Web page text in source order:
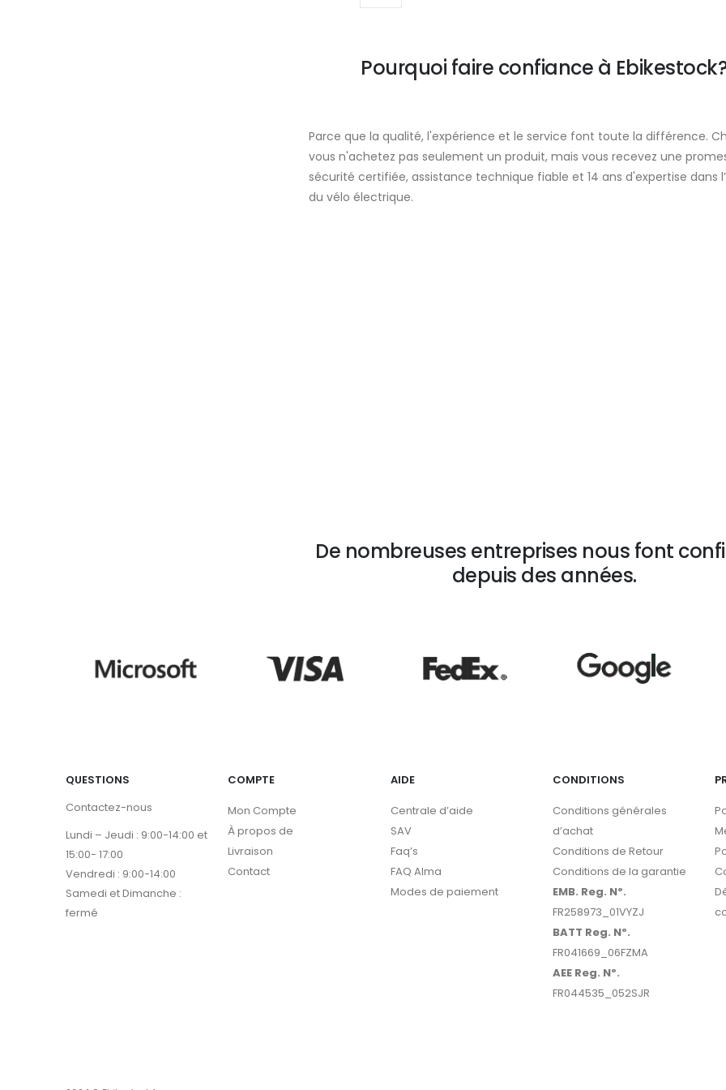
Pourquoi faire confiance à
Parce que la qualité, l'expérience et le service font toute la différence.
vous n'achetez pas seulement un produit, mais vous recevez une
sécurité certifiée, assistance technique fiable et 14 ans d'expertise dans
du vélo électrique.
De nombreuses entreprises nous font
depuis des années.
QUESTIONS
Contactez-nous
Lundi – Jeudi : 9:00-14:00 et
15:00- 17:00
Vendredi : 9:00-14:00
Samedi et Dimanche :
fermé
COMPTE
Mon Compte
À propos de
Livraison
Contact
AIDE
Centrale d’aide
SAV
Faq’s
FAQ Alma
Modes de paiement
CONDITIONS
Conditions générales
d’achat
Conditions de Retour
Conditions de la garantie
EMB. Reg. Nº.
FR258973_01VYZJ
BATT Reg. Nº.
FR041669_06FZMA
AEE Reg. Nº.
FR044535_052SJR